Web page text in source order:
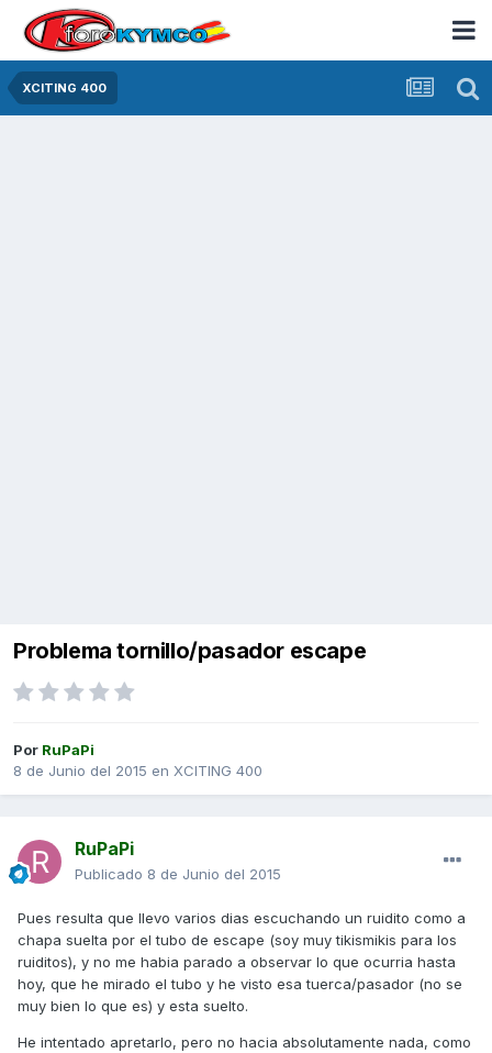
XCITING 400
Problema tornillo/pasador escape
Por RuPaPi
8 de Junio del 2015 en XCITING 400
RuPaPi
Publicado 8 de Junio del 2015
Pues resulta que llevo varios dias escuchando un ruidito como a
chapa suelta por el tubo de escape (soy muy tikismikis para los
ruiditos), y no me habia parado a observar lo que ocurria hasta
hoy, que he mirado el tubo y he visto esa tuerca/pasador (no se
muy bien lo que es) y esta suelto.
He intentado apretarlo, pero no hacia absolutamente nada, como